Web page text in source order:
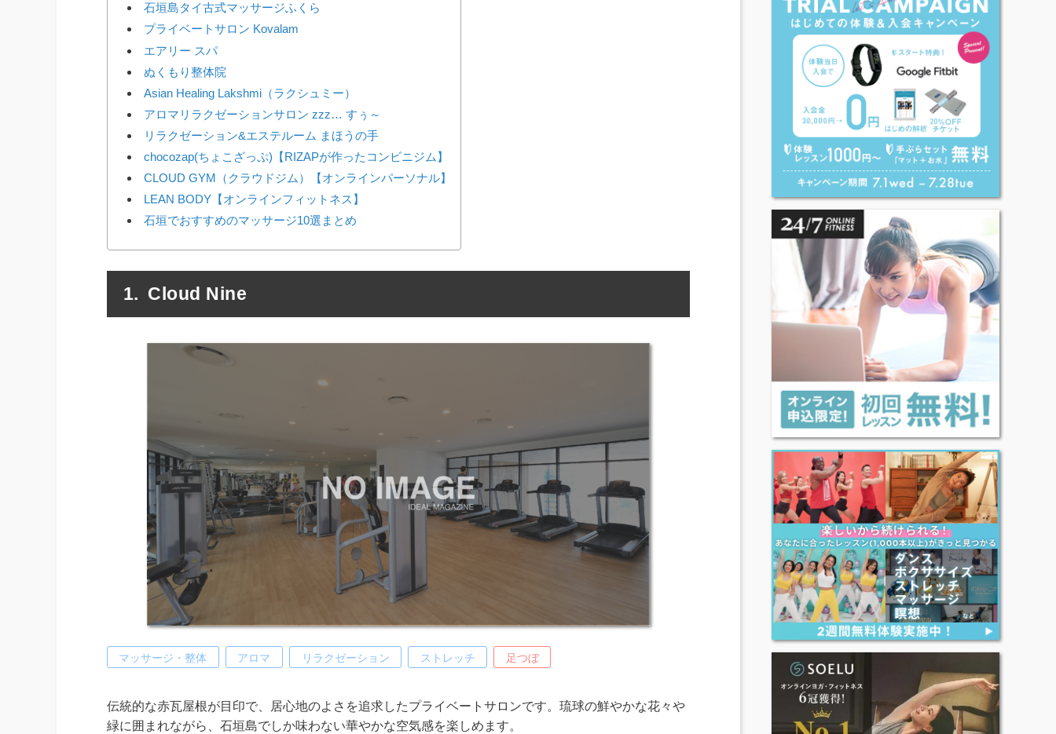
石垣島タイ古式マッサージふくら
プライベートサロン Kovalam
エアリー スパ
ぬくもり整体院
Asian Healing Lakshmi（ラクシュミー）
アロマリラクゼーションサロン zzz… すぅ～
リラクゼーション&エステルーム まほうの手
chocozap(ちょこざっぷ)【RIZAPが作ったコンビニジム】
CLOUD GYM（クラウドジム）【オンラインパーソナル】
LEAN BODY【オンラインフィットネス】
石垣でおすすめのマッサージ10選まとめ
Cloud Nine
マッサージ・整体 アロマ リラクゼーション ストレッチ 足つぼ
伝統的な赤瓦屋根が目印で、居心地のよさを追求したプライベートサロンです。琉球の鮮やかな花々や
緑に囲まれながら、石垣島でしか味わない華やかな空気感を楽しめます。